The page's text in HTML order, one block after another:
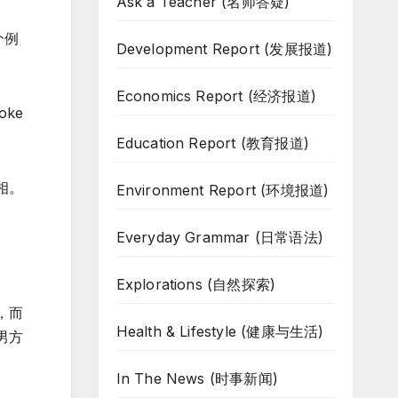
例
而
方
Development Report (发展报道)
Economics Report (经济报道)
Education Report (教育报道)
Environment Report (环境报道)
Everyday Grammar (日常语法)
Explorations (自然探索)
Health & Lifestyle (健康与生活)
In The News (时事新闻)